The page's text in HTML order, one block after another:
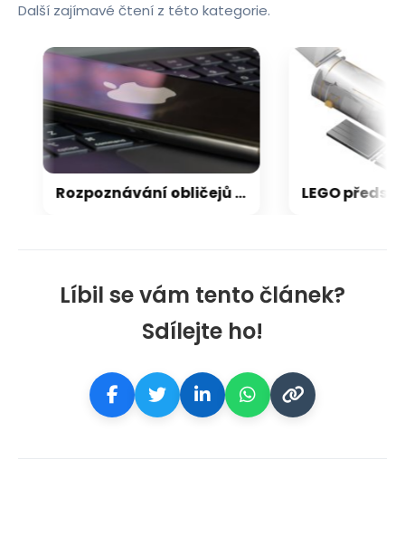
Líbil se vám tento článek?
Sdílejte ho!
Další zajímavé čtení z této kategorie.
Rozpoznávání obličejů v iPhonu může Apple přijít extrémně draho